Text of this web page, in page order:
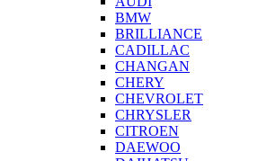
BMW
BRILLIANCE
CADILLAC
CHANGAN
CHERY
CHEVROLET
CHRYSLER
CITROEN
DAEWOO